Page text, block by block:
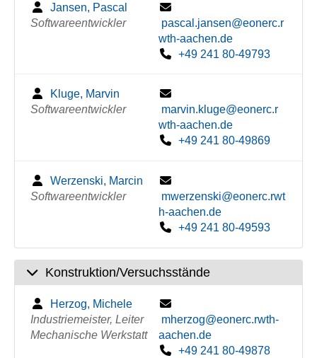
Jansen, Pascal
Softwareentwickler
pascal.jansen@eonerc.r
wth-aachen.de
+49 241 80-49793
Kluge, Marvin
Softwareentwickler
marvin.kluge@eonerc.r
wth-aachen.de
+49 241 80-49869
Werzenski, Marcin
Softwareentwickler
mwerzenski@eonerc.rwt
h-aachen.de
+49 241 80-49593
Konstruktion/Versuchsstände
Herzog, Michele
Industriemeister, Leiter
Mechanische Werkstatt
mherzog@eonerc.rwth-
aachen.de
+49 241 80-49878